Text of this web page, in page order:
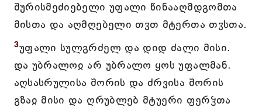
შურისმეძიებელი უფალი წინააღმდგომთა
მისთა და აღმღებელი თჳთ მტერთა თჳსთა.
3უფალი სულგრძელ და დიდ ძალი მისი.
და უბრალოჲ არ უბრალო ყოს უფალმან.
აღსასრულისა შორის და ძრვისა შორის
გზაჲ მისი და ღრუბლებ მტუერი ფერჴთა